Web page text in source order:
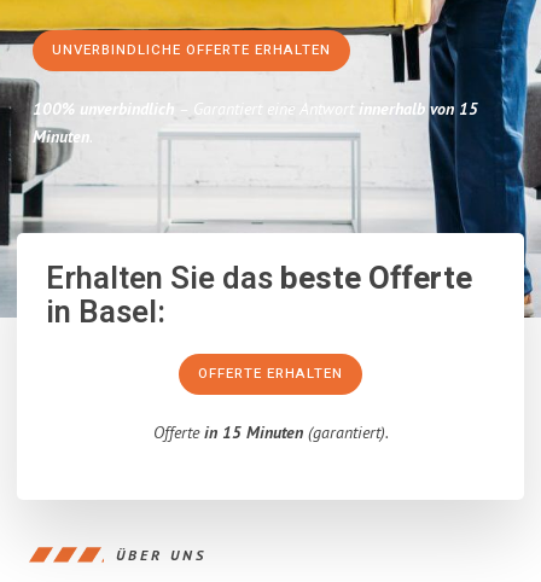
UNVERBINDLICHE OFFERTE ERHALTEN
100% unverbindlich – Garantiert eine Antwort innerhalb von 15
Minuten.
Erhalten Sie dasbeste Offerte
in Basel:
OFFERTE ERHALTEN
Offertein 15 Minuten(garantiert).
ÜBER UNS